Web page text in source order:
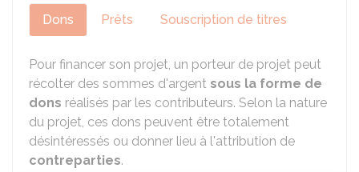
Dons Prêts Souscription de titres
Pour financer son projet, un porteur de projet peut
récolter des sommes d'argent sous la forme de
dons réalisés par les contributeurs. Selon la nature
du projet, ces dons peuvent être totalement
désintéressés ou donner lieu à l'attribution de
contreparties.